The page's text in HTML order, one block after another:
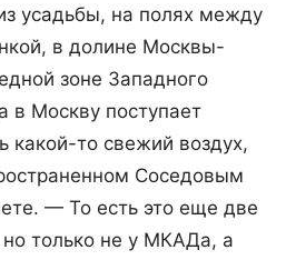
усадьбы, на полях между
в долине Москвы-
зоне Западного
в Москву поступает
какой-то свежий воздух,
Соседовым
— То есть это еще две
только не у МКАДа, а